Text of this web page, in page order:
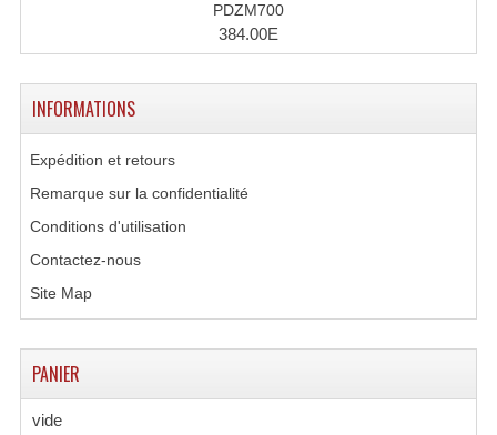
PDZM700
384.00E
INFORMATIONS
Expédition et retours
Remarque sur la confidentialité
Conditions d'utilisation
Contactez-nous
Site Map
PANIER
vide